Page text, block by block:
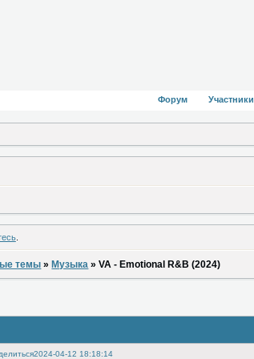
Форум Участники
.
темы »Музыка »VA - Emotional R&B (2024)
2024-04-12 18:18:14